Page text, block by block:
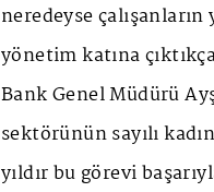
neredeyse
yönetim katına
Bank Genel Müdürü
sektörünün sayılı
yıldır bu görevi